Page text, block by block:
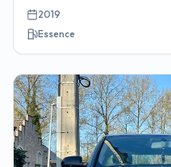
2019
Essence